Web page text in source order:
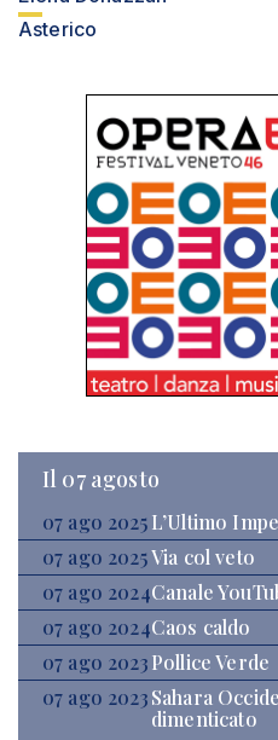
Asterico
Il 07 agosto
07 ago 2025 L’Ultimo
07 ago 2025Via col veto
07 ago 2024Canale
07 ago 2024Caos caldo
07 ago 2023Pollice Verde
07 ago 2023Sahara
dimenticato